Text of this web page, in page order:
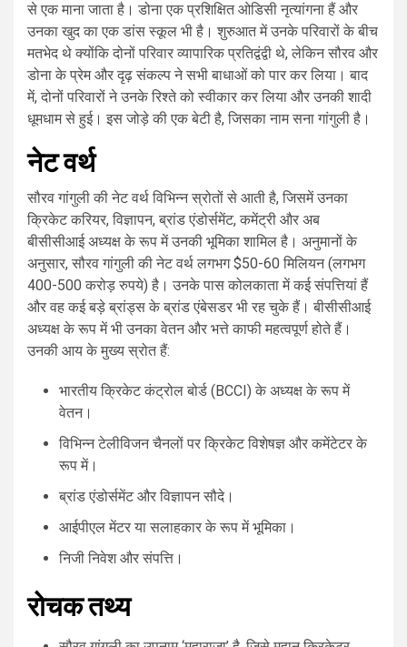
से एक माना जाता है। डोना एक प्रशिक्षित ओडिसी नृत्यांगना हैं और
उनका खुद का एक डांस स्कूल भी है। शुरुआत में उनके परिवारों के बीच
मतभेद थे क्योंकि दोनों परिवार व्यापारिक प्रतिद्वंद्वी थे, लेकिन सौरव और
डोना के प्रेम और दृढ़ संकल्प ने सभी बाधाओं को पार कर लिया। बाद
में, दोनों परिवारों ने उनके रिश्ते को स्वीकार कर लिया और उनकी शादी
धूमधाम से हुई। इस जोड़े की एक बेटी है, जिसका नाम सना गांगुली है।
नेट वर्थ
सौरव गांगुली की नेट वर्थ विभिन्न स्रोतों से आती है, जिसमें उनका
क्रिकेट करियर, विज्ञापन, ब्रांड एंडोर्समेंट, कमेंट्री और अब
बीसीसीआई अध्यक्ष के रूप में उनकी भूमिका शामिल है। अनुमानों के
अनुसार, सौरव गांगुली की नेट वर्थ लगभग $50-60 मिलियन (लगभग
400-500 करोड़ रुपये) है। उनके पास कोलकाता में कई संपत्तियां हैं
और वह कई बड़े ब्रांड्स के ब्रांड एंबेसडर भी रह चुके हैं। बीसीसीआई
अध्यक्ष के रूप में भी उनका वेतन और भत्ते काफी महत्वपूर्ण होते हैं।
उनकी आय के मुख्य स्रोत हैं:
भारतीय क्रिकेट कंट्रोल बोर्ड (BCCI) के अध्यक्ष के रूप में
वेतन।
विभिन्न टेलीविजन चैनलों पर क्रिकेट विशेषज्ञ और कमेंटेटर के
रूप में।
ब्रांड एंडोर्समेंट और विज्ञापन सौदे।
आईपीएल मेंटर या सलाहकार के रूप में भूमिका।
निजी निवेश और संपत्ति।
रोचक तथ्य